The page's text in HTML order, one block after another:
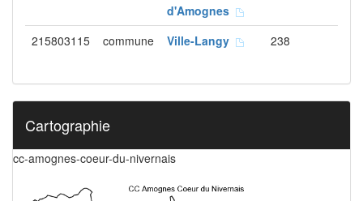
d'Amognes
215803115 commune Ville-Langy 238
Cartographie
cc-amognes-coeur-du-nivernais